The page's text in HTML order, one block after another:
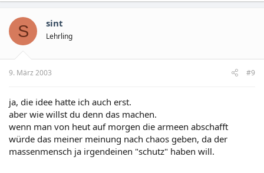
S sint
Lehrling
9. März 2003 #9
ja, die idee hatte ich auch erst.
aber wie willst du denn das machen.
wenn man von heut auf morgen die armeen abschafft
würde das meiner meinung nach chaos geben, da der
massenmensch ja irgendeinen "schutz" haben will.